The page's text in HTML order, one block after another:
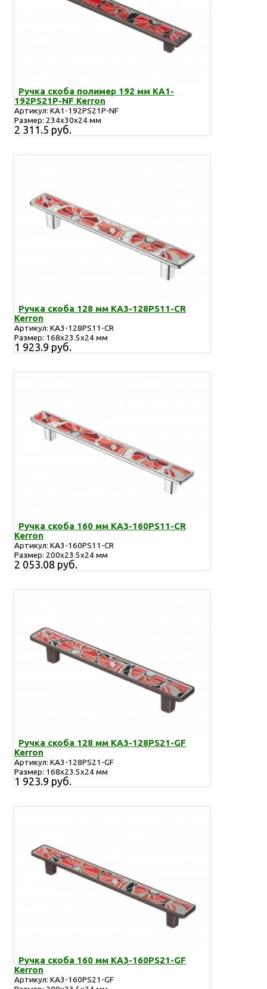
Ручка скоба полимер 192 мм KA1-
192PS21P-NF Kerron
Артикул: KA1-192PS21P-NF
Размер: 234х30х24 мм
2 311.5 руб.
Ручка скоба 128 мм KA3-128PS11-CR
Kerron
Артикул: KA3-128PS11-CR
Размер: 168x23.5x24 мм
1 923.9 руб.
Ручка скоба 160 мм KA3-160PS11-CR
Kerron
Артикул: KA3-160PS11-CR
Размер: 200х23.5х24 мм
2 053.08 руб.
Ручка скоба 128 мм KA3-128PS21-GF
Kerron
Артикул: KA3-128PS21-GF
Размер: 168x23.5x24 мм
1 923.9 руб.
Ручка скоба 160 мм KA3-160PS21-GF
Kerron
Артикул: KA3-160PS21-GF